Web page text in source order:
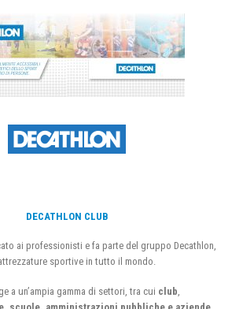
DECATHLON CLUB
ai professionisti e fa parte del gruppo Decathlon,
sportive in tutto il mondo.
a un’ampia gamma di settori, tra cui club